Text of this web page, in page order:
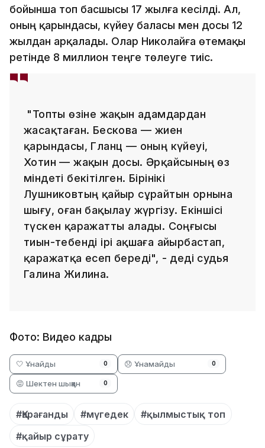
бойынша топ басшысы 17 жылға кесілді. Ал,
оның қарындасы, күйеу баласы мен досы 12
жылдан арқалады. Олар Николайға өтемақы
ретінде 8 миллион теңге төлеуге тиіс.
"Топты өзіне жақын адамдардан
жасақтаған. Бескова — жиен
қарындасы, Гланц — оның күйеуі,
Хотин — жақын досы. Әрқайсының өз
міндеті бекітілген. Бірінікі
Лушниковтың қайыр сұрайтын орнына
шығу, оған бақылау жүргізу. Екіншісі
түскен қаражатты алады. Соңғысы
тиын-тебенді ірі ақшаға айырбастап,
қаражатқа есеп береді", - деді судья
Галина Жилина.
Фото: Видео кадры
🤍 Ұнайды 0 😞 Ұнамайды 0
😡 Шектен шыққан 0
#Қарағанды #мүгедек
#қылмыстық топ
#қайыр сұрату